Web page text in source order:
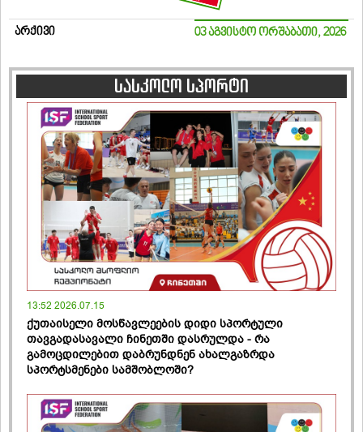
არქივი 03 აგვისტო ორშაბათი, 2026
სასკოლო სპორტი
13:52 2026.07.15
ქუთაისელი მოსწავლეების დიდი სპორტული
თავგადასავალი ჩინეთში დასრულდა - რა
გამოცდილებით დაბრუნდნენ ახალგაზრდა
სპორტსმენები სამშობლოში?